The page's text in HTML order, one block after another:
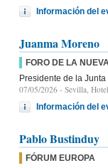
Información del
Juanma Moreno
FORO DE LA
Presidente de la
07/05/2026 - Sevilla,
Información del
Pablo Bustinduy
FÓRUM EUROPA